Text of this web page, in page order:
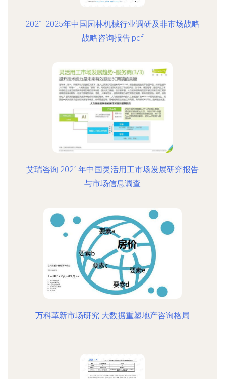
2021 2025年中国园林机械行业调研及非市场战略
战略咨询报告.pdf
艾瑞咨询 2021年中国灵活用工市场发展研究报告
与市场信息调查
万科革新市场研究 大数据重塑地产咨询格局